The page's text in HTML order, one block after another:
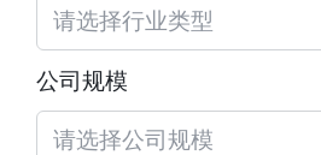
请选择行业类型
公司规模
请选择公司规模